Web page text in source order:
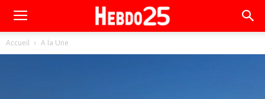
Accueil A la Une